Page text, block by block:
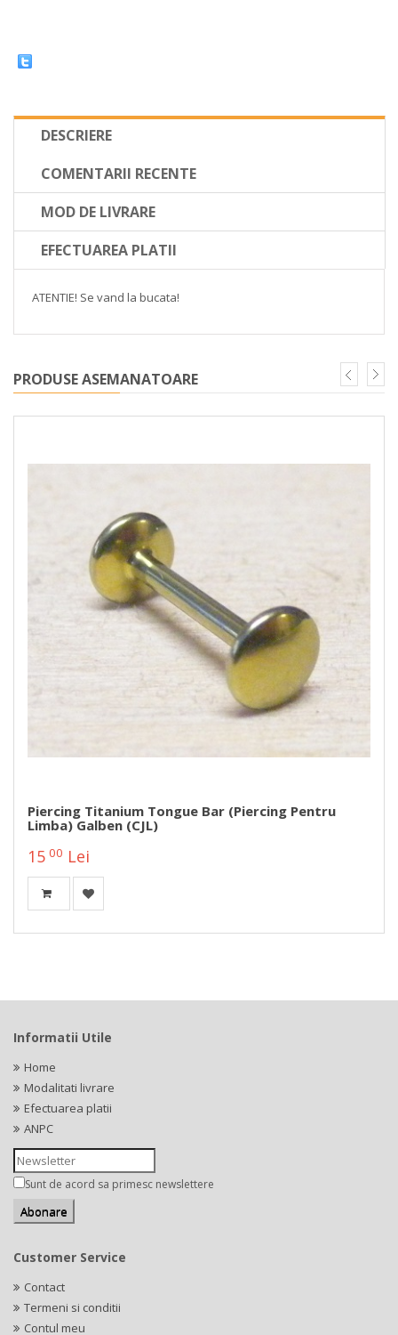
DESCRIERE
COMENTARII RECENTE
MOD DE LIVRARE
EFECTUAREA PLATII
ATENTIE! Se vand la bucata!
PRODUSE ASEMANATOARE
Piercing Titanium Tongue Bar (piercing Pentru
Limba) Galben (CJL)
15 00 Lei
Informatii Utile
Home
Modalitati livrare
Efectuarea platii
ANPC
Sunt de acord sa primesc newslettere
Customer Service
Contact
Termeni si conditii
Contul meu